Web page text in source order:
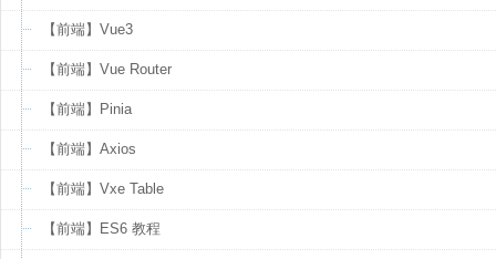
【前端】Vue3
【前端】Vue Router
【前端】Pinia
【前端】Axios
【前端】Vxe Table
【前端】ES6 教程